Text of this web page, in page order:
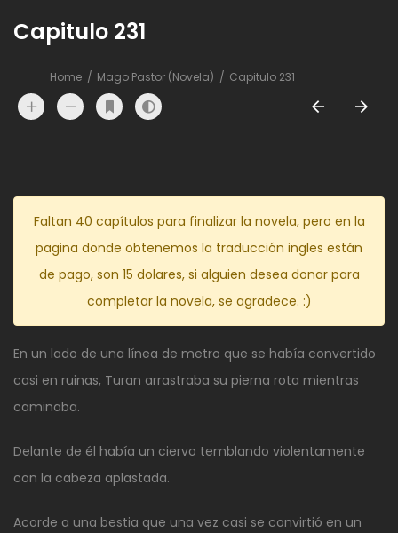
Capitulo 231
Home Mago Pastor (Novela) Capitulo 231
Faltan 40 capítulos para finalizar la novela, pero en la
pagina donde obtenemos la traducción ingles están
de pago, son 15 dolares, si alguien desea donar para
completar la novela, se agradece. :)
En un lado de una línea de metro que se había convertido
casi en ruinas, Turan arrastraba su pierna rota mientras
caminaba.
Delante de él había un ciervo temblando violentamente
con la cabeza aplastada.
Acorde a una bestia que una vez casi se convirtió en un